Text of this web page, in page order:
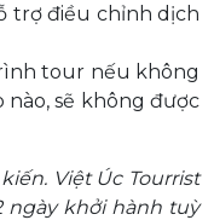
trợ điều chỉnh dịch
tour nếu không
nào, sẽ không được
Việt Úc Tourrist
ngày khởi hành tuỳ